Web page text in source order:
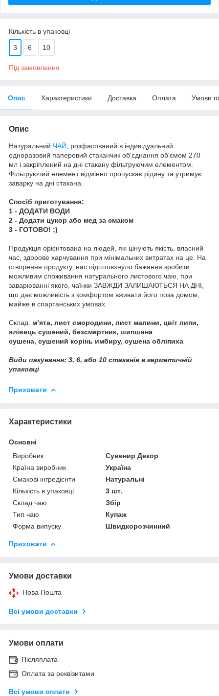
Кількість в упаковці
3 6 10
Під замовлення
Опис Характеристики Доставка Оплата Умови
Опис
Натуральний ЧАЙ , розфасований в індивідуальний
одноразовий паперовий стаканчик об'єднання об'ємом 270
мл і закріплений на дні стакану фільтруючим елементом.
Фільтруючий елемент відмінно пропускає рідину та утримує
заварку на дні стакана.
Спосіб приготування:
1 - ДОДАТИ ВОДИ
2 - Додати цукор або мед за смаком
3 - ГОТОВО! ;)
Продукція орієнтована на людей, які цінують якість, власний
час, здорове харчування при мінімальних витратах на це. На
створення продукту, нас підштовхнуло бажання зробити
можливим споживання натурального листового чаю, при
заварюванні якого, чаїнки ЗАВЖДИ ЗАЛИШАЮТЬСЯ НА ДНІ,
що дає можливість з комфортом вживати його поза домом,
майже в спартанських умовах.
Склад: м’ята, лист смородини, лист малини, цвіт липи,
ялівець сушений, безсмертник, шипшина
сушена, сушений корінь имбиру, сушена обліпиха
Види пакування: 3, 6, або 10 стаканів в герметичній
упаковці
Приховати
Характеристики
Основні
Виробник
Сувенир Декор
Країна виробник
Україна
Смакові інгредієнти
Натуральні
Кількість в упаковці
3 шт.
Склад чаю
Збір
Тип чаю
Купаж
Форма випуску
Швидкорозчинний
Приховати
Умови доставки
Нова Пошта
Всі умови доставки
Умови оплати
Післяплата
Оплата за реквізитами
Всі умови оплати